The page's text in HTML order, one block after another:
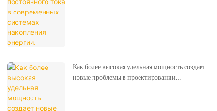
Как более высокая удельная мощность создает
новые проблемы в проектировании